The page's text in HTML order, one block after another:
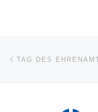
TAG DES